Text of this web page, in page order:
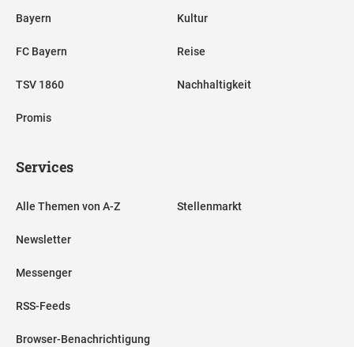
Bayern
FC Bayern
TSV 1860
Promis
Kultur
Reise
Nachhaltigkeit
Services
Alle Themen von A-Z
Newsletter
Messenger
RSS-Feeds
Browser-Benachrichtigung
Stellenmarkt